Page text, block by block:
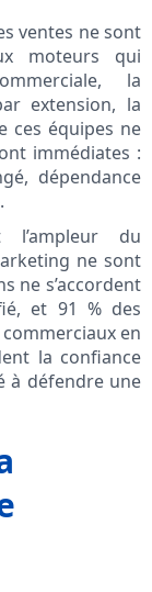
ventes ne sont
moteurs qui
la
extension, la
ces équipes ne
immédiates :
dépendance
l’ampleur du
ne sont
ne s’accordent
et 91 % des
en
la confiance
à défendre une